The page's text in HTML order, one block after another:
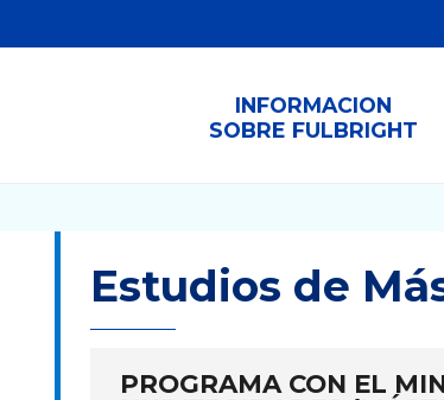
INFORMACION
SOBRE FULBRIGHT
Estudios de
PROGRAMA CON EL